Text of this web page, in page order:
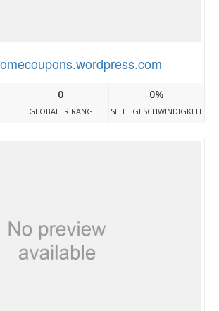
0
GLOBALER RANG
0%
SEITE GESCHWINDIGKEIT